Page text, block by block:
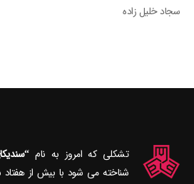
سجاد خلیل زاده
تشکلی که امروز به نام